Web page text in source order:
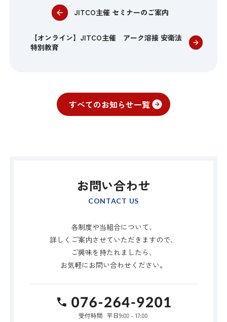
JITCO主催 セミナーのご案内
【オンライン】JITCO主催 アーク溶接 安衛法
特別教育
すべてのお知らせ一覧
お問い合わせ
CONTACT US
各制度や当組合について、
詳しくご案内させていただきますので、
ご興味を持たれましたら、
お気軽にお問い合わせください。